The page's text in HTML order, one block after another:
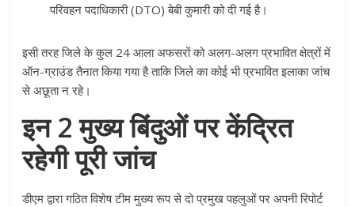
परिवहन पदाधिकारी (DTO) बेबी कुमारी को दी गई है।
इसी तरह जिले के कुल 24 आला अफसरों को अलग-अलग प्रभावित क्षेत्रों में
ऑन-ग्राउंड तैनात किया गया है ताकि जिले का कोई भी प्रभावित इलाका जांच
से अछूता न रहे।
इन 2 मुख्य बिंदुओं पर केंद्रित
रहेगी पूरी जांच
डीएम द्वारा गठित विशेष टीम मुख्य रूप से दो प्रमुख पहलुओं पर अपनी रिपोर्ट